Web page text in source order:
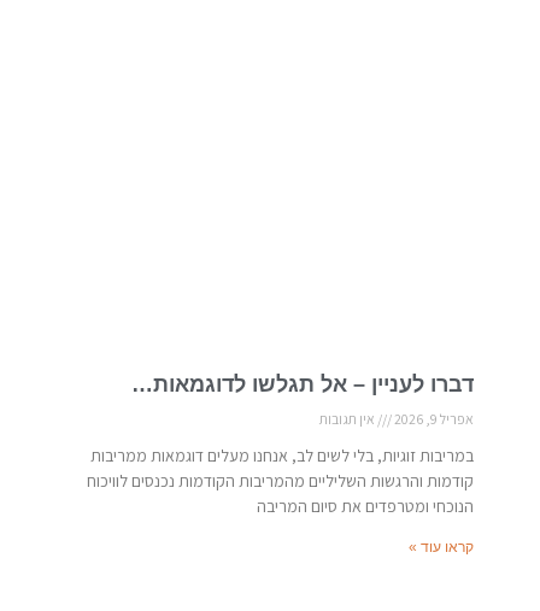
דברו לעניין – אל תגלשו לדוגמאות…
אפריל 9, 2026 אין תגובות
במריבות זוגיות, בלי לשים לב, אנחנו מעלים דוגמאות ממריבות
קודמות והרגשות השליליים מהמריבות הקודמות נכנסים לוויכוח
הנוכחי ומטרפדים את סיום המריבה
קראו עוד »